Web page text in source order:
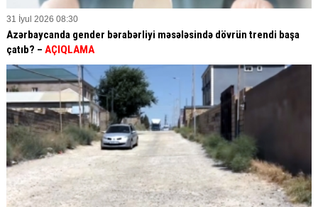
31 İyul 2026 08:30
Azərbaycanda gender bərabərliyi məsələsində dövrün trendi başa
çatıb? – AÇIQLAMA